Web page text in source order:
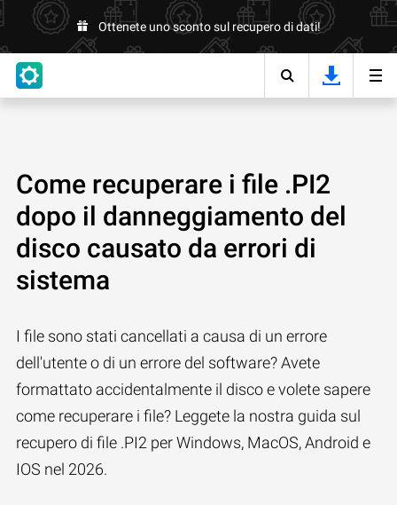
Ottenete uno sconto sul recupero di dati!
Come recuperare i file .PI2
dopo il danneggiamento del
disco causato da errori di
sistema
I file sono stati cancellati a causa di un errore
dell'utente o di un errore del software? Avete
formattato accidentalmente il disco e volete sapere
come recuperare i file? Leggete la nostra guida sul
recupero di file .PI2 per Windows, MacOS, Android e
IOS nel 2026.